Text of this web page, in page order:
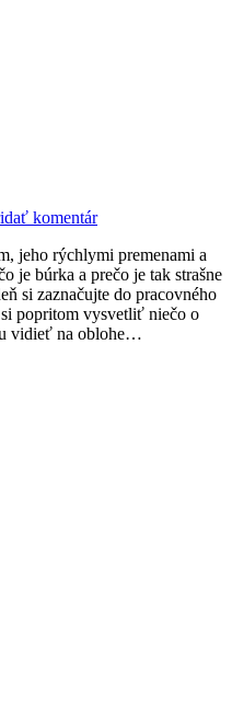
komentár
jeho rýchlymi premenami a
je búrka a prečo je tak strašne
si zaznačujte do pracovného
si popritom vysvetliť niečo o
vidieť na oblohe…